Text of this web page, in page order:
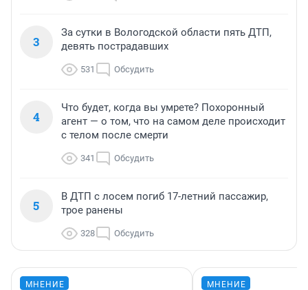
3
За сутки в Вологодской области пять ДТП,
девять пострадавших
531 Обсудить
4
Что будет, когда вы умрете? Похоронный
агент — о том, что на самом деле происходит
с телом после смерти
341 Обсудить
5
В ДТП с лосем погиб 17-летний пассажир,
трое ранены
328 Обсудить
МНЕНИЕ МНЕНИЕ